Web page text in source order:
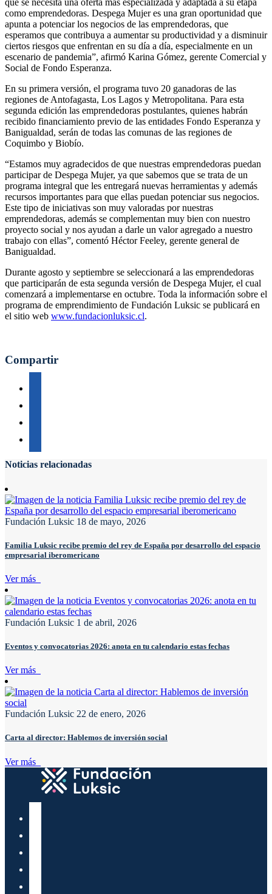
como emprendedoras. Despega Mujer es una gran oportunidad que
apunta a potenciar los negocios de las emprendedoras, que
esperamos que contribuya a aumentar su productividad y a disminuir
ciertos riesgos que enfrentan en su día a día, especialmente en un
escenario de pandemia”, afirmó Karina Gómez, gerente Comercial y
Social de Fondo Esperanza.
En su primera versión, el programa tuvo 20 ganadoras de las
regiones de Antofagasta, Los Lagos y Metropolitana. Para esta
segunda edición las emprendedoras postulantes, quienes habrán
recibido financiamiento previo de las entidades Fondo Esperanza y
Banigualdad, serán de todas las comunas de las regiones de
Coquimbo y Biobío.
“Estamos muy agradecidos de que nuestras emprendedoras puedan
participar de Despega Mujer, ya que sabemos que se trata de un
programa integral que les entregará nuevas herramientas y además
recursos importantes para que ellas puedan potenciar sus negocios.
Este tipo de iniciativas son muy valoradas por nuestras
emprendedoras, además se complementan muy bien con nuestro
proyecto social y nos ayudan a darle un valor agregado a nuestro
trabajo con ellas”, comentó Héctor Feeley, gerente general de
Banigualdad.
Durante agosto y septiembre se seleccionará a las emprendedoras
que participarán de esta segunda versión de Despega Mujer, el cual
comenzará a implementarse en octubre. Toda la información sobre el
programa de emprendimiento de Fundación Luksic se publicará en
el sitio web www.fundacionluksic.cl.
Compartir
Noticias relacionadas
Fundación Luksic 18 de mayo, 2026
Familia Luksic recibe premio del rey de España por desarrollo del espacio
empresarial iberomericano
Ver más
Fundación Luksic 1 de abril, 2026
Eventos y convocatorias 2026: anota en tu calendario estas fechas
Ver más
Fundación Luksic 22 de enero, 2026
Carta al director: Hablemos de inversión social
Ver más